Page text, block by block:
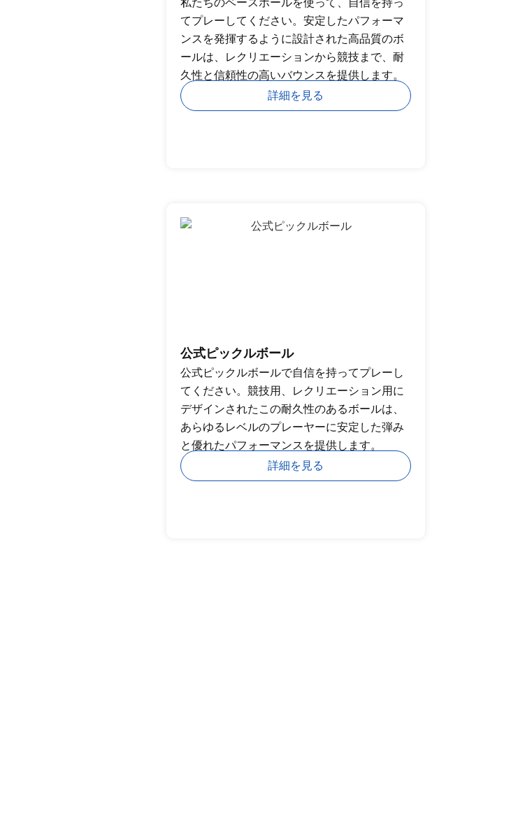
てプレーしてください。安定したパフォーマ
ンスを発揮するように設計された高品質のボ
ールは、レクリエーションから競技まで、耐
久性と信頼性の高いバウンスを提供します。
詳細を見る
公式ピックルボール
公式ピックルボールで自信を持ってプレーし
てください。競技用、レクリエーション用に
デザインされたこの耐久性のあるボールは、
あらゆるレベルのプレーヤーに安定した弾み
と優れたパフォーマンスを提供します。
詳細を見る